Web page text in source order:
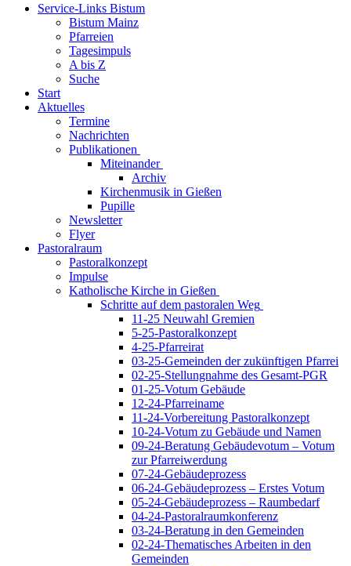
Service-Links Bistum
Bistum Mainz
Pfarreien
Tagesimpuls
A bis Z
Suche
Start
Aktuelles
Termine
Nachrichten
Publikationen
Miteinander
Archiv
Kirchenmusik in Gießen
Pupille
Newsletter
Flyer
Pastoralraum
Pastoralkonzept
Impulse
Katholische Kirche in Gießen
Schritte auf dem pastoralen Weg
11-25 Neuwahl Gremien
5-25-Pastoralkonzept
4-25-Pfarreirat
03-25-Gemeinden der zukünftigen Pfarrei
02-25-Stellungnahme des Gesamt-PGR
01-25-Votum Gebäude
12-24-Pfarreiname
11-24-Vorbereitung Pastoralkonzept
10-24-Votum zu Gebäude und Namen
09-24-Beratung Gebäudevotum – Votum
zur Pfarreiwerdung
07-24-Gebäudeprozess
06-24-Gebäudeprozess – Erstes Votum
05-24-Gebäudeprozess – Raumbedarf
04-24-Pastoralraumkonferenz
03-24-Beratung in den Gemeinden
02-24-Thematisches Arbeiten in den
Gemeinden